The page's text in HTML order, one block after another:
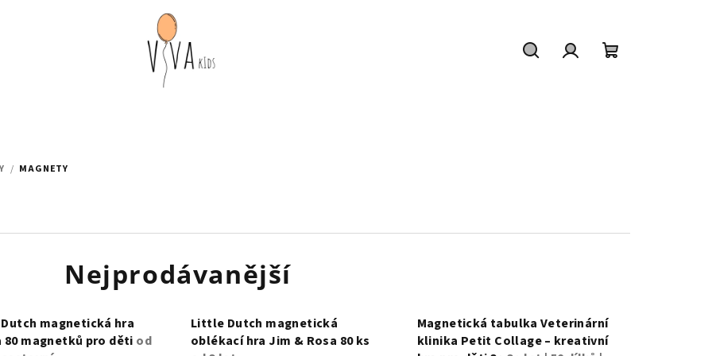
/ MAGNETY
Nejprodávanější
magnetická hra
80 magnetků pro děti od
Little Dutch magnetická
oblékací hra Jim & Rosa 80 ks
Magnetická tabulka Veterinární
klinika Petit Collage – kreativní